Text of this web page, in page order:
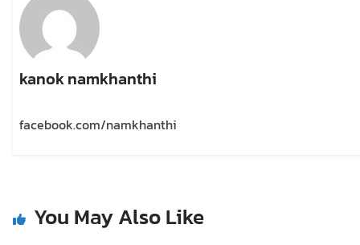
kanok namkhanthi
facebook.com/namkhanthi
You May Also Like